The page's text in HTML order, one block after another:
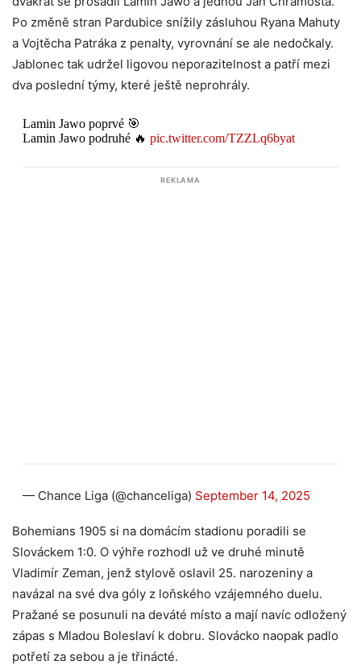
Po změně stran Pardubice snížily zásluhou Ryana Mahuty
a Vojtěcha Patráka z penalty, vyrovnání se ale nedočkaly.
Jablonec tak udržel ligovou neporazitelnost a patří mezi
dva poslední týmy, které ještě neprohrály.
Lamin Jawo poprvé 🎯
Lamin Jawo podruhé 🔥 pic.twitter.com/TZZLq6byat
REKLAMA
— Chance Liga (@chanceliga) September 14, 2025
Bohemians 1905 si na domácím stadionu poradili se
Slováckem 1:0. O výhře rozhodl už ve druhé minutě
Vladimír Zeman, jenž stylově oslavil 25. narozeniny a
navázal na své dva góly z loňského vzájemného duelu.
Pražané se posunuli na deváté místo a mají navíc odložený
zápas s Mladou Boleslaví k dobru. Slovácko naopak padlo
potřetí za sebou a je třinácté.